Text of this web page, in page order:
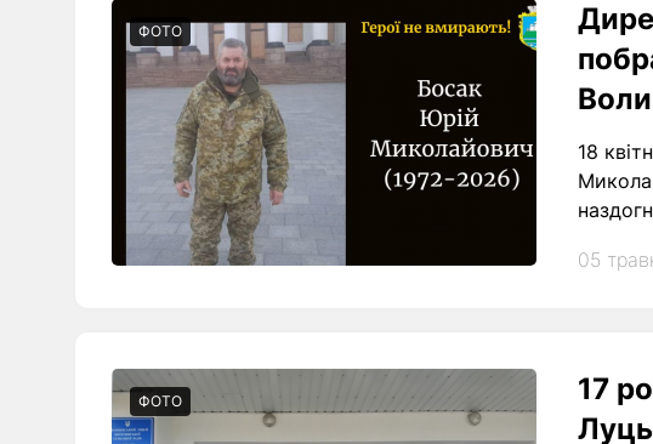
ФОТО
18
05
ФОТО
17